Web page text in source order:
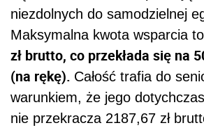
niezdolnych do samodzielnej
Maksymalna kwota wsparcia
zł brutto, co przekłada się na
(na rękę). Całość trafia do
warunkiem, że jego
nie przekracza 2187,67 zł